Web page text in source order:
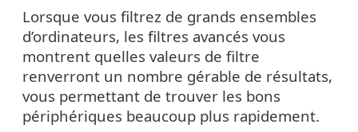
Lorsque vous filtrez de grands ensembles
d’ordinateurs, les filtres avancés vous
montrent quelles valeurs de filtre
renverront un nombre gérable de résultats,
vous permettant de trouver les bons
périphériques beaucoup plus rapidement.